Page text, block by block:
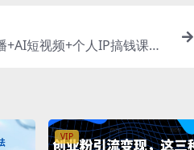
短视频+个人IP搞钱课，
VIP